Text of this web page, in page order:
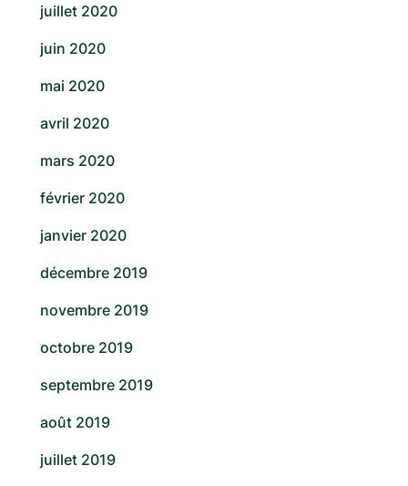
juillet 2020
juin 2020
mai 2020
avril 2020
mars 2020
février 2020
janvier 2020
décembre 2019
novembre 2019
octobre 2019
septembre 2019
août 2019
juillet 2019